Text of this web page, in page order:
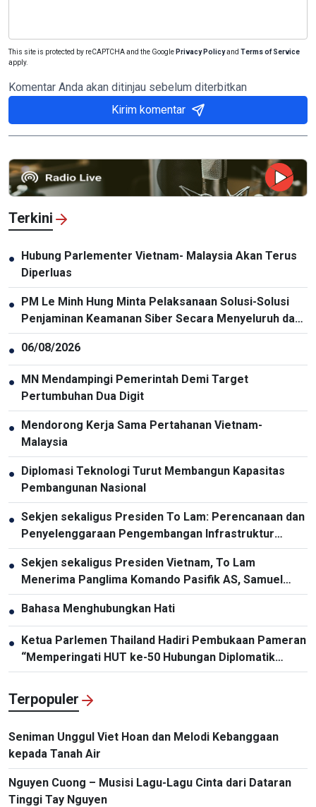
This site is protected by reCAPTCHA and the Google Privacy Policyand Terms of Service
apply.
Komentar Anda akan ditinjau sebelum diterbitkan
Kirim komentar
Terkini
● Hubung Parlementer Vietnam- Malaysia Akan Terus
Diperluas
● PM Le Minh Hung Minta Pelaksanaan Solusi-Solusi
Penjaminan Keamanan Siber Secara Menyeluruh dan
Sinkron
● 06/08/2026
● MN Mendampingi Pemerintah Demi Target
Pertumbuhan Dua Digit
● Mendorong Kerja Sama Pertahanan Vietnam-
Malaysia
● Diplomasi Teknologi Turut Membangun Kapasitas
Pembangunan Nasional
● Sekjen sekaligus Presiden To Lam: Perencanaan dan
Penyelenggaraan Pengembangan Infrastruktur
Harus Diperbarui
● Sekjen sekaligus Presiden Vietnam, To Lam
Menerima Panglima Komando Pasifik AS, Samuel
Paparo
● Bahasa Menghubungkan Hati
● Ketua Parlemen Thailand Hadiri Pembukaan Pameran
“Memperingati HUT ke-50 Hubungan Diplomatik
Vietnam-Thailand”
Terpopuler
Seniman Unggul Viet Hoan dan Melodi Kebanggaan
kepada Tanah Air
Nguyen Cuong – Musisi Lagu-Lagu Cinta dari Dataran
Tinggi Tay Nguyen